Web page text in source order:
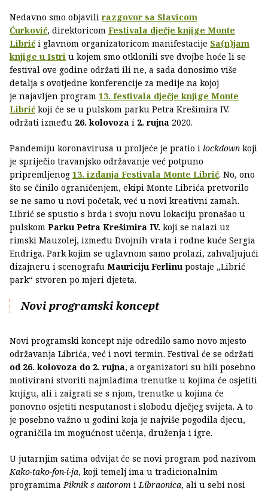
Nedavno smo objavilirazgovor sa Slavicom
Ćurković, direktoricom Festivala dječje knjige Monte
Librić i glavnom organizatoricom manifestacije Sa(n)jam
knjige u Istri u kojem smo otklonili sve dvojbe hoće li se
festival ove godine održati ili ne, a sada donosimo više
detalja s ovotjedne konferencije za medije na kojoj
je najavljen program 13. festivala dječje knjige Monte
Librić koji će se u pulskom parku Petra Krešimira IV.
održati između 26. kolovoza i 2. rujna 2020.
Pandemiju koronavirusa u proljeće je pratio i lockdown koji
je spriječio travanjsko održavanje već potpuno
pripremljenog 13. izdanja Festivala Monte Librić. No, ono
što se činilo ograničenjem, ekipi Monte Librića pretvorilo
se ne samo u novi početak, već u novi kreativni zamah.
Librić se spustio s brda i svoju novu lokaciju pronašao u
pulskom Parku Petra Krešimira IV. koji se nalazi uz
rimski Mauzolej, između Dvojnih vrata i rodne kuće Sergia
Endriga. Park kojim se uglavnom samo prolazi, zahvaljujući
dizajneru i scenografu Mauriciju Ferlinu postaje „Librić
park“ stvoren po mjeri djeteta.
Novi programski koncept
Novi programski koncept nije odredilo samo novo mjesto
održavanja Librića, već i novi termin. Festival će se održati
od 26. kolovoza do 2. rujna, a organizatori su bili posebno
motivirani stvoriti najmlađima trenutke u kojima će osjetiti
knjigu, ali i zaigrati se s njom, trenutke u kojima će
ponovno osjetiti nesputanost i slobodu dječjeg svijeta. A to
je posebno važno u godini koja je najviše pogodila djecu,
ograničila im mogućnost učenja, druženja i igre.
U jutarnjim satima odvijat će se novi program pod nazivom
Kako-tako-fon-i-ja, koji temelj ima u tradicionalnim
programimaPiknik s autorom iLibraonica, ali u sebi nosi